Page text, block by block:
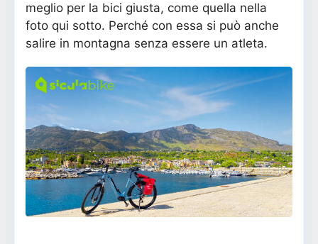
meglio per la bici giusta, come quella nella
foto qui sotto. Perché con essa si può anche
salire in montagna senza essere un atleta.